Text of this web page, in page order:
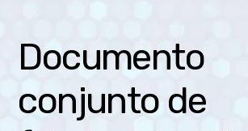
Documento
conjunto de